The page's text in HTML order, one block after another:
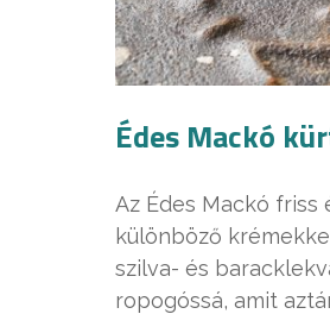
Édes Mackó
Az Édes Mackó friss
különböző
szilva- és
ropogóssá, amit